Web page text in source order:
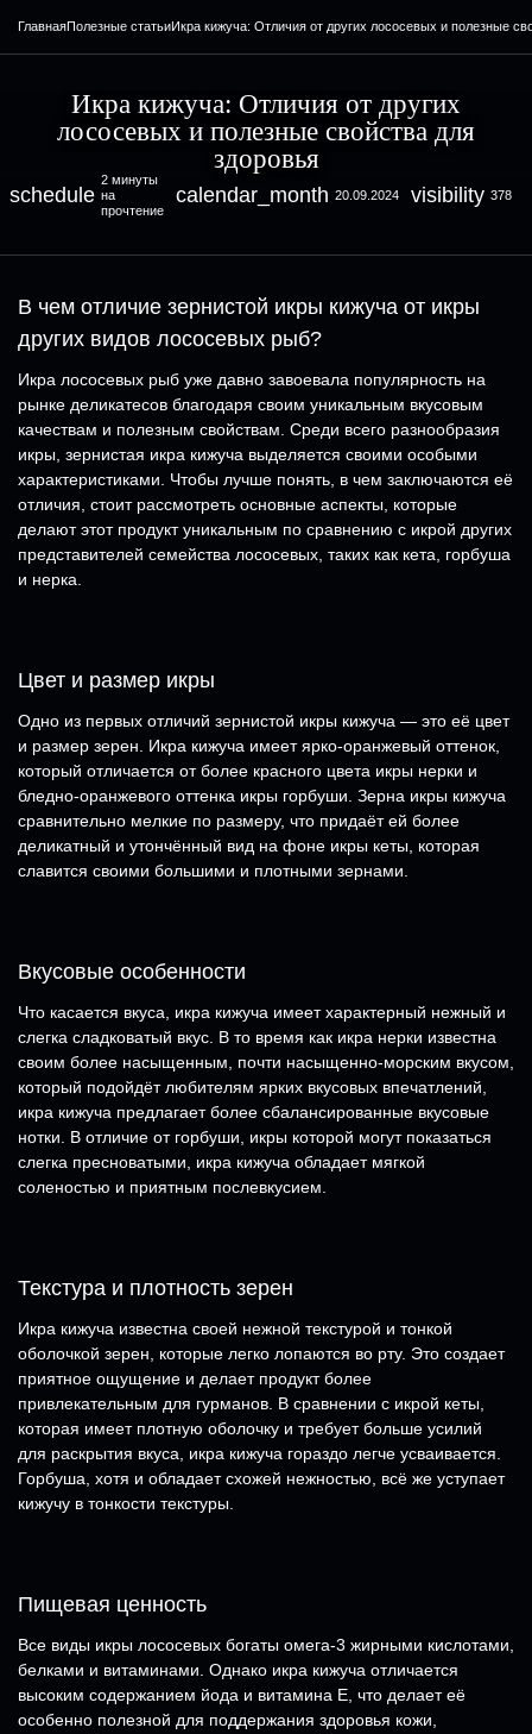
ГлавнаяПолезные статьиИкра кижуча: Отличия от других лососевых и полезные
Икра кижуча: Отличия от других
лососевых и полезные свойства для
здоровья
schedule
2 минуты
на
прочтение
calendar_month 20.09.2024 visibility 378
В чем отличие зернистой икры кижуча от икры
других видов лососевых рыб?
Икра лососевых рыб уже давно завоевала популярность на
рынке деликатесов благодаря своим уникальным вкусовым
качествам и полезным свойствам. Среди всего разнообразия
икры, зернистая икра кижуча выделяется своими особыми
характеристиками. Чтобы лучше понять, в чем заключаются её
отличия, стоит рассмотреть основные аспекты, которые
делают этот продукт уникальным по сравнению с икрой других
представителей семейства лососевых, таких как кета, горбуша
и нерка.
Цвет и размер икры
Одно из первых отличий зернистой икры кижуча — это её цвет
и размер зерен. Икра кижуча имеет ярко-оранжевый оттенок,
который отличается от более красного цвета икры нерки и
бледно-оранжевого оттенка икры горбуши. Зерна икры кижуча
сравнительно мелкие по размеру, что придаёт ей более
деликатный и утончённый вид на фоне икры кеты, которая
славится своими большими и плотными зернами.
Вкусовые особенности
Что касается вкуса, икра кижуча имеет характерный нежный и
слегка сладковатый вкус. В то время как икра нерки известна
своим более насыщенным, почти насыщенно-морским вкусом,
который подойдёт любителям ярких вкусовых впечатлений,
икра кижуча предлагает более сбалансированные вкусовые
нотки. В отличие от горбуши, икры которой могут показаться
слегка пресноватыми, икра кижуча обладает мягкой
соленостью и приятным послевкусием.
Текстура и плотность зерен
Икра кижуча известна своей нежной текстурой и тонкой
оболочкой зерен, которые легко лопаются во рту. Это создает
приятное ощущение и делает продукт более
привлекательным для гурманов. В сравнении с икрой кеты,
которая имеет плотную оболочку и требует больше усилий
для раскрытия вкуса, икра кижуча гораздо легче усваивается.
Горбуша, хотя и обладает схожей нежностью, всё же уступает
кижучу в тонкости текстуры.
Пищевая ценность
Все виды икры лососевых богаты омега-3 жирными кислотами,
белками и витаминами. Однако икра кижуча отличается
высоким содержанием йода и витамина E, что делает её
особенно полезной для поддержания здоровья кожи,